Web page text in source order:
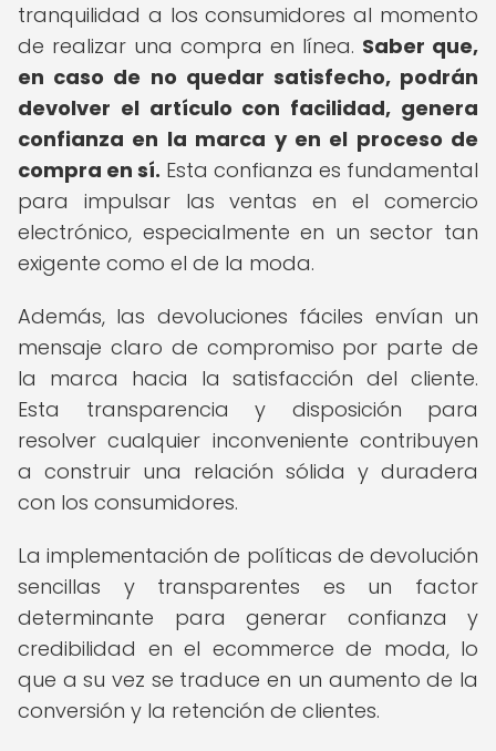
tranquilidad a los consumidores al momento
de realizar una compra en línea. Saber que,
en caso de no quedar satisfecho, podrán
devolver el artículo con facilidad, genera
confianza en la marca y en el proceso de
compra en sí. Esta confianza es fundamental
para impulsar las ventas en el comercio
electrónico, especialmente en un sector tan
exigente como el de la moda.
Además, las devoluciones fáciles envían un
mensaje claro de compromiso por parte de
la marca hacia la satisfacción del cliente.
Esta transparencia y disposición para
resolver cualquier inconveniente contribuyen
a construir una relación sólida y duradera
con los consumidores.
La implementación de políticas de devolución
sencillas y transparentes es un factor
determinante para generar confianza y
credibilidad en el ecommerce de moda, lo
que a su vez se traduce en un aumento de la
conversión y la retención de clientes.